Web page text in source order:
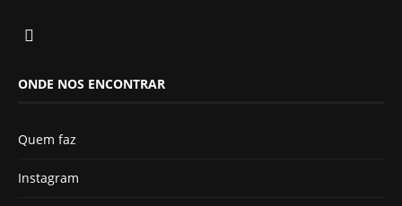
ONDE NOS ENCONTRAR
Quem faz
Instagram